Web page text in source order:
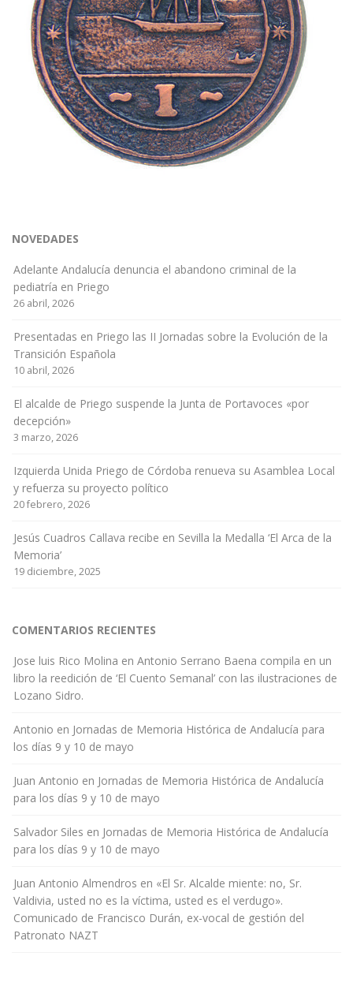
NOVEDADES
Adelante Andalucía denuncia el abandono criminal de la
pediatría en Priego
26 abril, 2026
Presentadas en Priego las II Jornadas sobre la Evolución de la
Transición Española
10 abril, 2026
El alcalde de Priego suspende la Junta de Portavoces «por
decepción»
3 marzo, 2026
Izquierda Unida Priego de Córdoba renueva su Asamblea Local
y refuerza su proyecto político
20 febrero, 2026
Jesús Cuadros Callava recibe en Sevilla la Medalla ‘El Arca de la
Memoria’
19 diciembre, 2025
COMENTARIOS RECIENTES
Jose luis Rico Molina en Antonio Serrano Baena compila en un
libro la reedición de ‘El Cuento Semanal’ con las ilustraciones de
Lozano Sidro.
Antonio en Jornadas de Memoria Histórica de Andalucía para
los días 9 y 10 de mayo
Juan Antonio en Jornadas de Memoria Histórica de Andalucía
para los días 9 y 10 de mayo
Salvador Siles en Jornadas de Memoria Histórica de Andalucía
para los días 9 y 10 de mayo
Juan Antonio Almendros en «El Sr. Alcalde miente: no, Sr.
Valdivia, usted no es la víctima, usted es el verdugo».
Comunicado de Francisco Durán, ex-vocal de gestión del
Patronato NAZT